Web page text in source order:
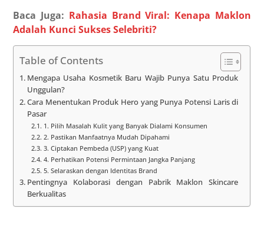
Baca Juga: Rahasia Brand Viral: Kenapa Maklon
Adalah Kunci Sukses Selebriti?
Table of Contents
Mengapa Usaha Kosmetik Baru Wajib Punya Satu Produk
Unggulan?
Cara Menentukan Produk Hero yang Punya Potensi Laris di
Pasar
1. Pilih Masalah Kulit yang Banyak Dialami Konsumen
2. Pastikan Manfaatnya Mudah Dipahami
3. Ciptakan Pembeda (USP) yang Kuat
4. Perhatikan Potensi Permintaan Jangka Panjang
5. Selaraskan dengan Identitas Brand
Pentingnya Kolaborasi dengan Pabrik Maklon Skincare
Berkualitas